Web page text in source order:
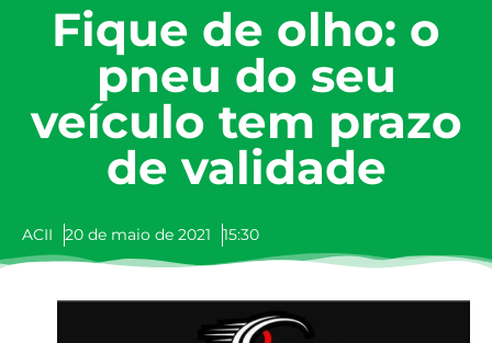
Fique de olho: o
pneu do seu
veículo tem prazo
de validade
ACII 20 de maio de 2021 15:30